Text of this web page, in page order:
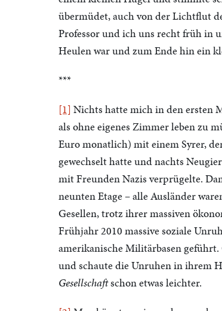
übermüdet, auch von der Lichtflut
Professor und ich uns recht früh in
Heulen war und zum Ende hin ein
***
[1] Nichts hatte mich in den ersten
als ohne eigenes Zimmer leben zu
Euro monatlich) mit einem Syrer,
gewechselt hatte und nachts
mit Freunden Nazis verprügelte.
neunten Etage – alle Ausländer
Gesellen, trotz ihrer massiven
Frühjahr 2010 massive soziale
amerikanische Militärbasen
und schaute die Unruhen in ihrem
Gesellschaftschon etwas leichter.